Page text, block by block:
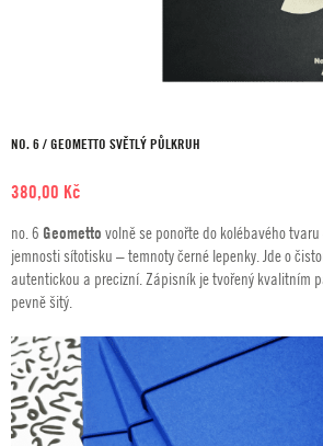
NO. 6 / GEOMETTO SVĚTLÝ PŮLKRUH
380,00 Kč
no. 6 Geometto volně se ponořte do kolébavého
jemnosti sítotisku – temnoty černé lepenky. Jde o
autentickou a precizní. Zápisník je tvořený kvalitním
pevně šitý.